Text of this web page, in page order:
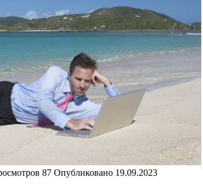
87 Опубликовано 19.09.2023